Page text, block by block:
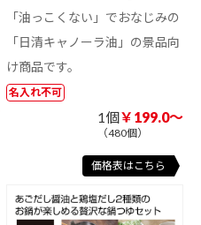
「油っこくない」でおなじみの
「日清キャノーラ油」の景品向
け商品です。
名入れ不可
1個￥199.0～
（480個）
価格表はこちら